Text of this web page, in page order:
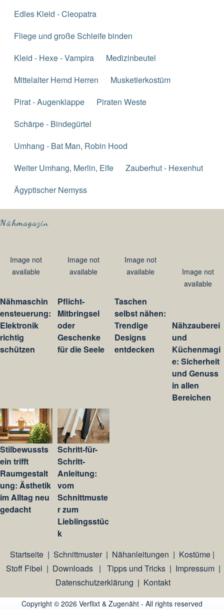
Edles Kleid - Cleopatra
Fliege und große Schleife binden
Kleid - Hexe - Vampira
Medizinbeutel
Mittelalter Hemd Herren
Musketierkostüm
Pirat - Augenklappe
Piraten Weste
Schärpe - Bindegürtel
Umhang - Bat Man, Robin Hood
Weiter Umhang, Merlin, Elfe
Zauberhut - Hexenhut
Ägyptischer Nemyss
Nähmagazin
Image not
available
Nähmaschin
ensteuerung:
Elektronik
richtig
schützen
Image not
available
Pflicht-
Mitbringsel
oder
Geschenke
für die Seele
Image not
available
Taschen
selbst nähen:
Trendige
Designs
entdecken
Image not
available
Nähzauberei
und
Küchenmagi
e: Sicherheit
und Genuss
in allen
Bereichen
Stilbewussts
ein trifft
Raumgestalt
ung: Ästhetik
im Alltag neu
gedacht
Schritt-für-
Schritt-
Anleitung:
vom
Schnittmuste
r zum
Lieblingsstüc
k
Startseite| Schnittmuster| Nähanleitungen | Kostüme|
Stoff Fibel | Downloads | Tipps und Tricks| Impressum|
Datenschutzerklärung | Kontakt
Copyright © 2026 Verflixt & Zugenäht - All rights reserved